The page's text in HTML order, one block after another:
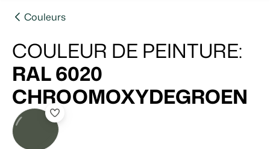
Couleurs
COULEUR DE PEINTURE:
RAL 6020
CHROOMOXYDEGROEN